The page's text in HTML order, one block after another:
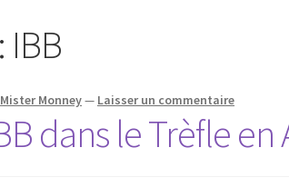
IBB
Mister Monney— Laisser un commentaire
dans le Trèfle en